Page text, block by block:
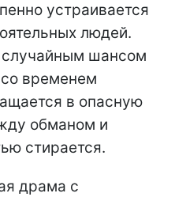
устраивается
людей.
случайным шансом
временем
в опасную
обманом и
стирается.
драма с